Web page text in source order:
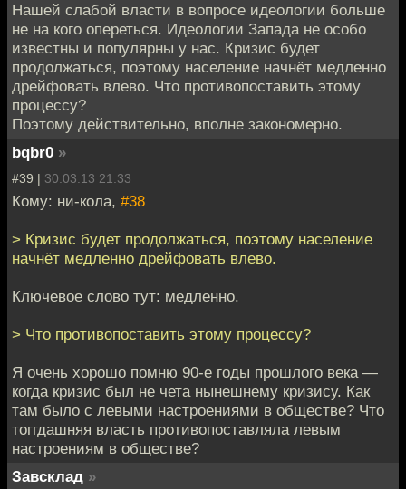
Нашей слабой власти в вопросе идеологии больше
не на кого опереться. Идеологии Запада не особо
известны и популярны у нас. Кризис будет
продолжаться, поэтому население начнёт медленно
дрейфовать влево. Что противопоставить этому
процессу?
Поэтому действительно, вполне закономерно.
bqbr0 »
#39 | 30.03.13 21:33
Кому: ни-кола, #38
> Кризис будет продолжаться, поэтому население
начнёт медленно дрейфовать влево.
Ключевое слово тут: медленно.
> Что противопоставить этому процессу?
Я очень хорошо помню 90-е годы прошлого века —
когда кризис был не чета нынешнему кризису. Как
там было с левыми настроениями в обществе? Что
тоггдашняя власть противопоставляла левым
настроениям в обществе?
Завсклад »